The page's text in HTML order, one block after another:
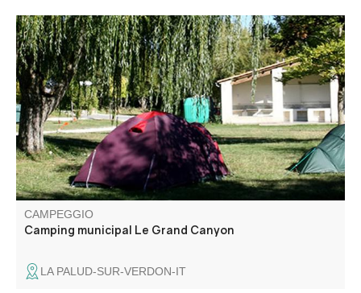
Il campeggio si trova a 800 m dal villaggio, dai suoi negozi
e servizi, a cui è collegato da un sentiero. Scoprirete uno
spazio tranquillo e rilassante per il vostro soggiorno sotto
il sole dell'Alta Provenza.
CAMPEGGIO
Camping municipal Le Grand Canyon
LA PALUD-SUR-VERDON-IT